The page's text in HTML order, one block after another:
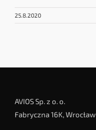
25.8.2020
AVIOS Sp. z o. o.
Fabryczna 16K, Wrocław